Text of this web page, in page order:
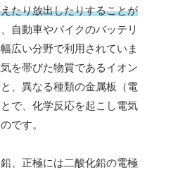
たり放出したりすることが
自動車やバイクのバッテリ
広い分野で利用されていま
を帯びた物質であるイオン
、異なる種類の金属板（電
で、化学反応を起こし電気
です。
、正極には二酸化鉛の電極